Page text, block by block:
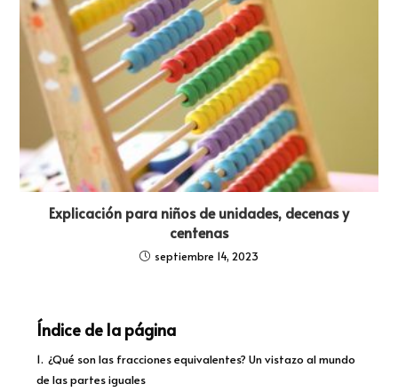
Explicación para niños de unidades, decenas y
centenas
septiembre 14, 2023
Índice de la página
1. ¿Qué son las fracciones equivalentes? Un vistazo al mundo
de las partes iguales